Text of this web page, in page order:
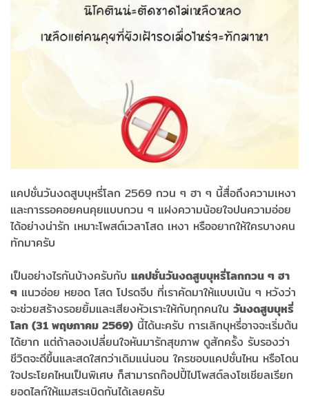
แคปชั่นวันงดสูบบุหรี่โลก 2569 กวน ๆ ฮา ๆ นี้สื่อถึงความเหงา
และการรอคอยคนคุยแบบกวน ๆ แฝงความน้อยใจปนความอ่อย
ได้อย่างน่ารัก เหมาะโพสต์เวลาโสด เหงา หรืออยากให้ใครบางคน
ทักมาครับ
เป็นอย่างไรกันบ้างครับกับ แคปชั่นวันงดสูบบุหรี่โลกกวน ๆ ฮา
ๆ แนวอ่อย หยอด โสด โปรดจีบ ที่เราคัดมาให้แบบเน้น ๆ หวังว่า
จะช่วยสร้างรอยยิ้มและเสียงหัวเราะให้กับทุกคนใน วันงดสูบบุหรี่
โลก (31 พฤษภาคม 2569) นี้ได้นะครับ การเลิกบุหรี่อาจจะเริ่มต้น
ได้ยาก แต่ถ้าลองเปลี่ยนใจหันมารักสุขภาพ ดูสักครั้ง รับรองว่า
ชีวิตจะดีขึ้นและสดใสกว่าเดิมแน่นอน ใครชอบแคปชั่นไหน หรือโดน
ใจประโยคไหนเป็นพิเศษ ก็สามารถก๊อปปี้ไปโพสต์ลงโซเชียลเรียก
ยอดไลก์ให้แมสระเบิดกันได้เลยครับ